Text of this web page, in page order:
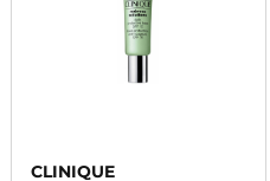
CLINIQUE